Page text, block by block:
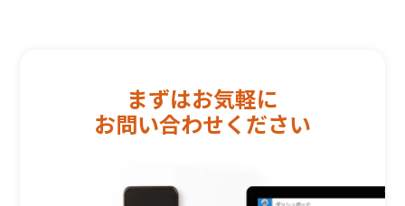
まずはお気軽に
お問い合わせください